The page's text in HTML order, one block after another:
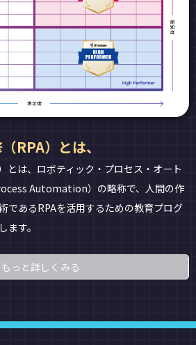
RPA）とは、
とは、ロボティック・プロセス・オート
Automation）の略称で、人間の作
であるRPAを活用するための教育プログ
ます。
もっと詳しくみる